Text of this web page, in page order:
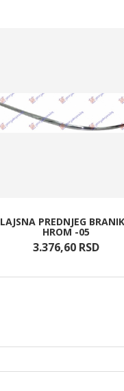
LAJSNA PREDNJEG
HROM -05
3.376,60 RSD